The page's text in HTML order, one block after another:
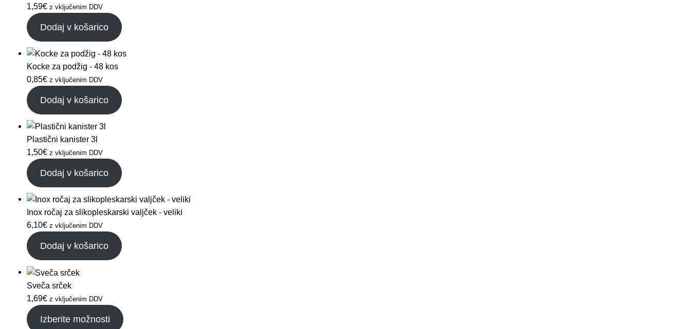
1,59€ z vključenim DDV
Dodaj v košarico
Kocke za podžig - 48 kos
0,85€ z vključenim DDV
Dodaj v košarico
Plastični kanister 3l
1,50€ z vključenim DDV
Dodaj v košarico
Inox ročaj za slikopleskarski valjček - veliki
6,10€ z vključenim DDV
Dodaj v košarico
Sveča srček
1,69€ z vključenim DDV
Izberite možnosti